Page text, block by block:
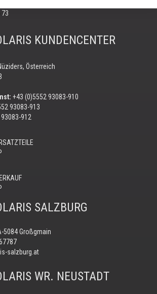
KUNDENCENTER
Österreich
+43 (0)5552 93083-910
93083-913
912
SALZBURG
5084 Großgmain
salzburg.at
WR. NEUSTADT